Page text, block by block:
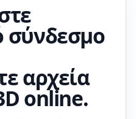
σύνδεσμο
αρχεία
online.